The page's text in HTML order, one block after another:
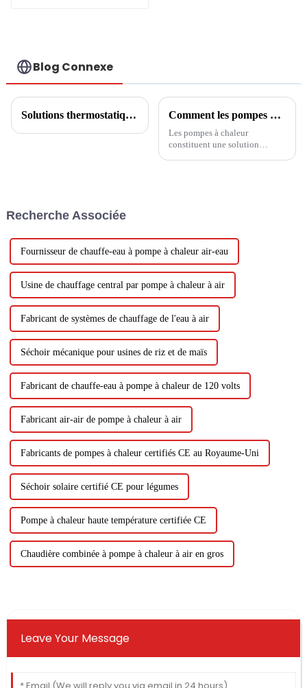
Blog Connexe
Solutions thermostatiques pour serres de fleurs Comment les pompes à chaleur fournissent des solutions de refroidissement et de chauffage
Les pompes à chaleur
constituent une solution
thermodynamique pour
transférer...
Recherche Associée
Fournisseur de chauffe-eau à pompe à chaleur air-eau
Usine de chauffage central par pompe à chaleur à air
Fabricant de systèmes de chauffage de l'eau à air
Séchoir mécanique pour usines de riz et de maïs
Fabricant de chauffe-eau à pompe à chaleur de 120 volts
Fabricant air-air de pompe à chaleur à air
Fabricants de pompes à chaleur certifiés CE au Royaume-Uni
Séchoir solaire certifié CE pour légumes
Pompe à chaleur haute température certifiée CE
Chaudière combinée à pompe à chaleur à air en gros
Leave Your Message